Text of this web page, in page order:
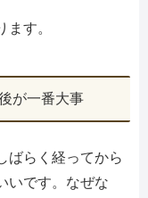
す。
が一番大事
ばらく経ってから
いです。なぜな